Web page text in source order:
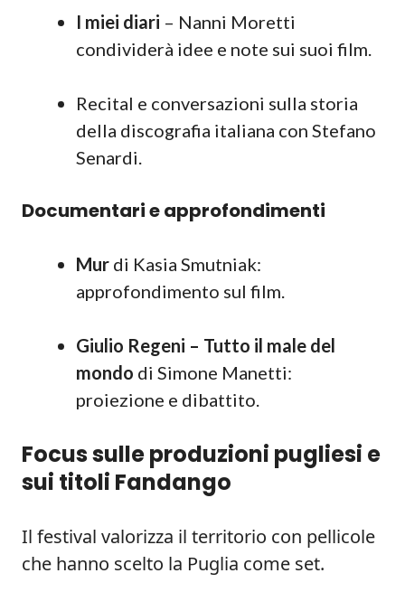
I miei diari – Nanni Moretti
condividerà idee e note sui suoi film.
Recital e conversazioni sulla storia
della discografia italiana con Stefano
Senardi.
Documentari e approfondimenti
Mur di Kasia Smutniak:
approfondimento sul film.
Giulio Regeni – Tutto il male del
mondo di Simone Manetti:
proiezione e dibattito.
Focus sulle produzioni pugliesi e
sui titoli Fandango
Il festival valorizza il territorio con pellicole
che hanno scelto la Puglia come set.